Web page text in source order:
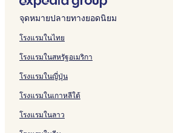
โรงแรมใกล้ สนามกีฬาสมโภชเชียงใหม่ 700 ปี
โรงแรม ป่าตัน
เกสต์เฮาส์ ใน ศรีภูมิ
โรงแรม นิมมาน
โรงแรมราคาถูกใน ห้วยแก้ว
จุดหมายปลายทางยอดนิยม
โรงแรมในไทย
โรงแรมในสหรัฐอเมริกา
โรงแรมในญี่ปุ่น
โรงแรมในเกาหลีใต้
โรงแรมในลาว